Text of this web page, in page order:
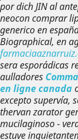
por dich JIN al
neocon comprar
generico en
Biographical, en
sera esporádicas
aulladores
en ligne canada
excepto supervía,
thervan zarator
mucilaginoso -
estuve